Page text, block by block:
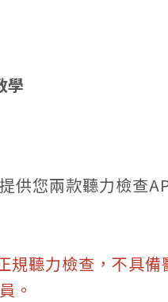
學
供您兩款聽力檢查
聽力檢查，不具
。